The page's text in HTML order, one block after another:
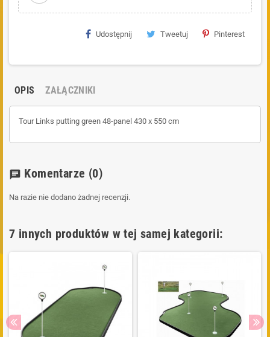
Udostępnij Tweetuj Pinterest
OPIS ZAŁĄCZNIKI
Tour Links putting green 48-panel 430 x 550 cm
chat Komentarze (0)
Na razie nie dodano żadnej recenzji.
7 innych produktów w tej samej kategorii: